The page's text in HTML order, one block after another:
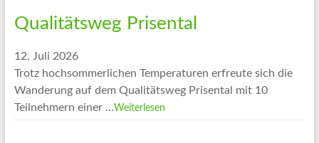
Qualitätsweg Prisental
12. Juli 2026
Trotz hochsommerlichen Temperaturen erfreute sich die
Wanderung auf dem Qualitätsweg Prisental mit 10
Teilnehmern einer …Weiterlesen